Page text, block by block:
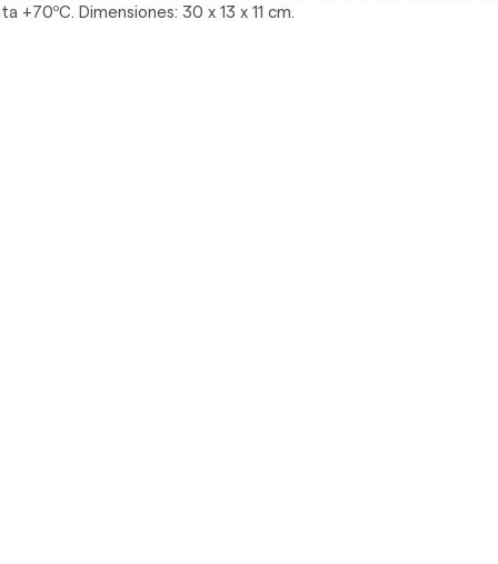
+70ºC. Dimensiones: 30 x 13 x 11 cm.